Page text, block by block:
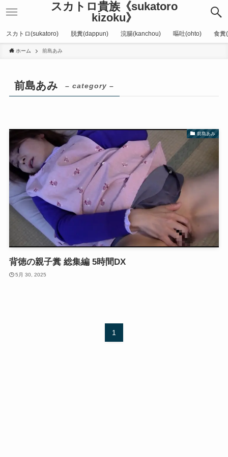
スカトロ貴族《sukatoro
kizoku》
スカトロ(sukatoro) 脱糞(dappun) 浣腸(kanchou) 嘔吐(ohto) 食糞
ホーム 前島あみ
前島あみ – category –
前島あみ
背徳の親子糞 総集編 5時間DX
5月 30, 2025
1